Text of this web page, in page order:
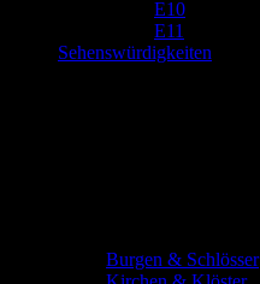
E10
E11
Sehenswürdigkeiten
Burgen & Schlösser